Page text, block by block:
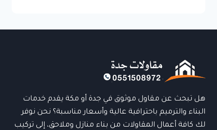
احترافي
وسرعة
التنفيذ
هل تبحث عن مقاول موثوق في جدة أو مكة يقدم خدمات
البناء والترميم باحترافية عالية وأسعار مناسبة؟ نحن نوفر
لك كافة أعمال المقاولات من بناء منازل وملاحق، إلى تركيب